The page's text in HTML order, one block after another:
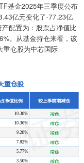
基金2025年三季度公布
亿元变化了-77.23亿
配置为：股票占净值比
。从基金持仓来看，该
重仓股为中芯国际